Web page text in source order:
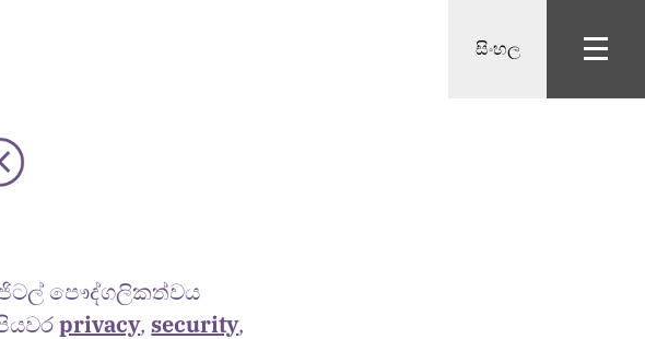
පෞද්ගලිකත්වය
privacy,security,
සිංහල